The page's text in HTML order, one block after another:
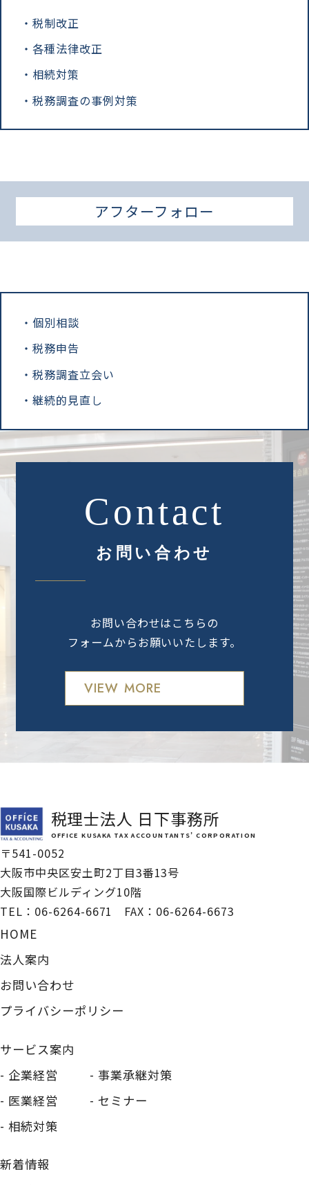
税制改正
各種法律改正
相続対策
税務調査の事例対策
アフターフォロー
個別相談
税務申告
税務調査立会い
継続的見直し
お問い合わせ
お問い合わせはこちらの
フォームからお願いいたします。
VIEW MORE
税理士法人 日下事務所
OFFICE KUSAKA TAX ACCOUNTANTS’ CORPORATION
〒541-0052
大阪市中央区安土町2丁目3番13号
大阪国際ビルディング10階
TEL： 06-6264-6671 FAX：06-6264-6673
HOME
法人案内
お問い合わせ
プライバシーポリシー
サービス案内
企業経営
医業経営
相続対策
事業承継対策
セミナー
新着情報